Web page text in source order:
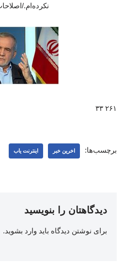
نکرده‌ام./
۲۶۱ ۳۳
برچسب‌ها: اخرین خبر اینترنت یاب
دیدگاهتان را بنویسید
برای نوشتن دیدگاه باید وارد بشوید.